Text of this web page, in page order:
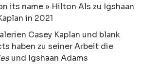
its name.» Hilton Als zu Igshaan
in 2021
Casey Kaplan und blank
haben zu seiner Arbeit die
und Igshaan Adams